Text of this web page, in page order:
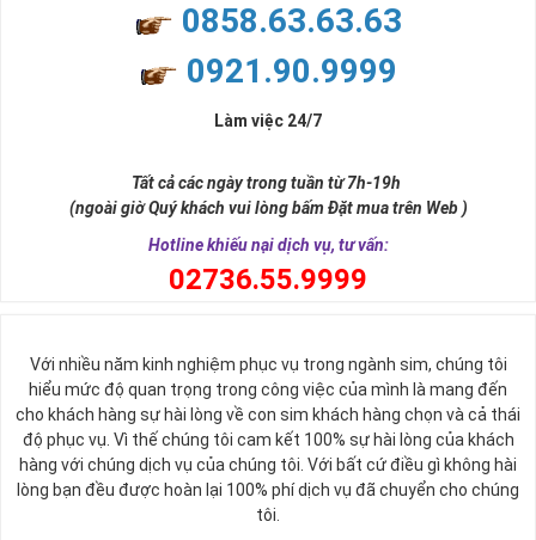
Chắc hẳn nhiều người chúng ta ở đây đều biết rằng sim lục quý 8
không chỉ đẹp về hình thức mà còn đẹp về mặt ý nghĩa. Ý nghĩa
này bắt nguồn từ ý nghĩa của số 8 - con số đẹp được lòng nhiều
từ "Phát". Chữ Phát trong phát tài, phát lộc, phát công danh. Hay
nói cách khác thì số 8 cũng là con số biểu tượng cho thần tài ban
0858.63.63.63
0921.90.9999
Làm việc 24/7
Tất cả các ngày trong tuần từ 7h-19h
(ngoài giờ Quý khách vui lòng bấm Đặt mua trên Web )
Hotline khiếu nại dịch vụ, tư vấn:
02736.55.9999
Với nhiều năm kinh nghiệm phục vụ trong ngành sim, chúng tôi
hiểu mức độ quan trọng trong công việc của mình là mang đến
cho khách hàng sự hài lòng về con sim khách hàng chọn và cả thái